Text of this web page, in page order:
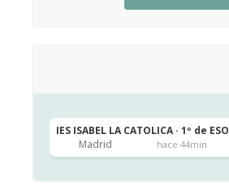
IES ISABEL LA CATOLICA · 1º de ESO
Madrid
hace 44min